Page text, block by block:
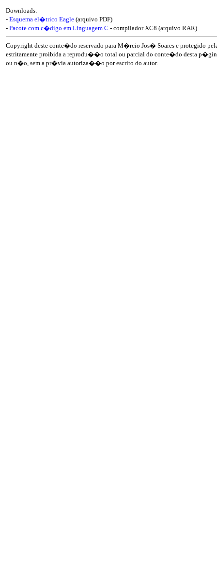
Downloads:
- Esquema el�trico Eagle (arquivo PDF)
- Pacote com c�digo em Linguagem C - compilador XC8 (arquivo RAR)
Copyright deste conte�do reservado para M�rcio Jos� Soares e protegido
estritamente proibida a reprodu��o total ou parcial do conte�do desta
ou n�o, sem a pr�via autoriza��o por escrito do autor.